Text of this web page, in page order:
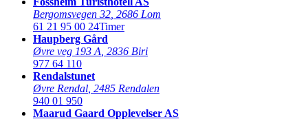
Bergomsvegen 32 2686 Lom
61 21 95 00 24Timer
Haupberg Gård
Øvre veg 193 A 2836 Biri
977 64 110
Rendalstunet
Øvre Rendal 2485 Rendalen
940 01 950
Maarud Gaard Opplevelser AS